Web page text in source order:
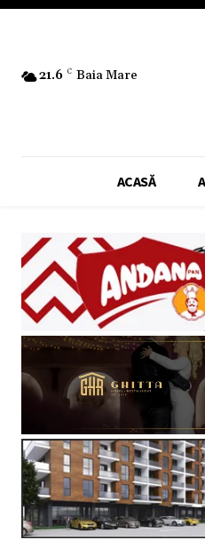
21.6 C Baia Mare
ACASĂ